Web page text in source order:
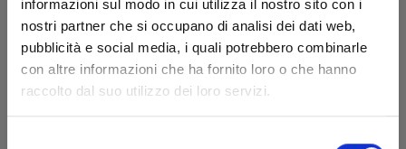
informazioni sul modo in cui utilizza il nostro sito con i
nostri partner che si occupano di analisi dei dati web,
pubblicità e social media, i quali potrebbero combinarle
con altre informazioni che ha fornito loro o che hanno
raccolto dal suo utilizzo dei loro servizi.